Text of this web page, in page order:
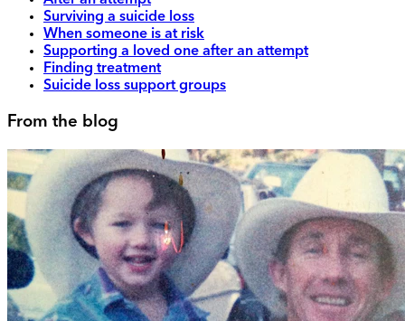
Surviving a suicide loss
When someone is at risk
Supporting a loved one after an attempt
Finding treatment
Suicide loss support groups
From the blog